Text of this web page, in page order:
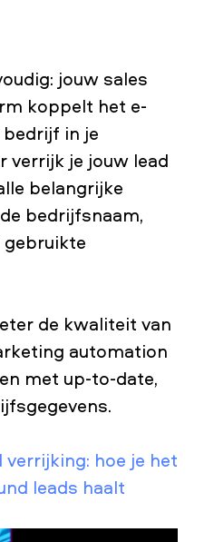
jouw sales
koppelt het e-
bedrijf in je
verrijk je jouw lead
belangrijke
bedrijfsnaam,
de kwaliteit van
automation
met up-to-date,
verrijking: hoe je het
leads haalt